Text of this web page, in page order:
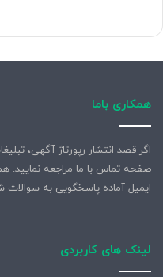
همکاری باما
اگر قصد انتشار رپورتاژ آگهی،
صفحه تماس با ما مراجعه نمایید.
ایمیل آماده پاسخگویی به
لینک های کاربردی